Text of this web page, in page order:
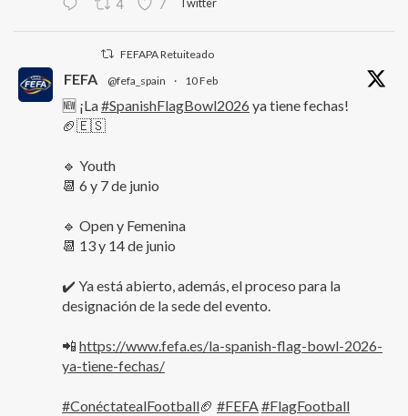
4 7 Twitter
FEFAPA Retuiteado
FEFA @fefa_spain · 10 Feb
🆕 ¡La#SpanishFlagBowl2026 ya tiene fechas!
🏈🇪🇸
🔹 Youth
📆 6 y 7 de junio
🔹 Open y Femenina
📆 13 y 14 de junio
✔️ Ya está abierto, además, el proceso para la
designación de la sede del evento.
📲 https://www.fefa.es/la-spanish-flag-bowl-2026-
ya-tiene-fechas/
#ConéctatealFootball🏈 #FEFA#FlagFootball